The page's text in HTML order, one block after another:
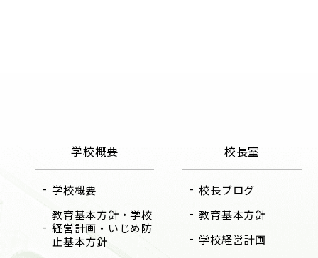
学校概要
学校概要
教育基本方針・学校
経営計画・いじめ防
止基本方針
校長室
校長ブログ
教育基本方針
学校経営計画